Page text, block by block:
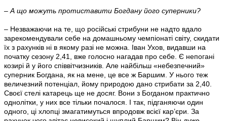
– А що можуть протиставити Богдану його суперники?
– Незважаючи на те, що російські стрибуни не надто вдало
зарекомендували себе на домашньому чемпіонаті світу, скидати
їх з рахунків ні в якому разі не можна. Іван Ухов, видавши на
початку сезону 2,41, вже голосно нагадав про себе. Є непогані
козирі й у його співвітчизників. Але найбільш «небезпечний»
суперник Богдана, як на мене, це все ж Баршим. У нього теж
величезний потенціал, йому природою дано стрибати за 2,40.
Своєї стелі катарець ще не досяг. Вони з Богданом практично
однолітки, у них все тільки почалося. І так, підганяючи один
одного, ці хлопці змагатимуться впродовж всієї кар’єри. За